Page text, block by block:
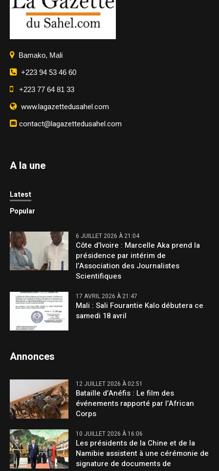
Bamako, Mali
+223 94 53 46 60
+223 77 64 81 33
www.lagazettedusahel.com
contact@lagazettedusahel.com
A la une
Latest
Popular
6 JUILLET 2026 À 21:04
Côte d’Ivoire : Marcelle Aka prend la
présidence par intérim de
l’Association des Journalistes
Scientifiques
17 AVRIL 2026 À 21:47
Mali : Sali Fourantie Kalo débutera ce
samedi 18 avril
Annonces
12 JUILLET 2026 À 02:51
Bataille d’Anéfis : Le film des
événements rapporté par l’African
Corps
10 JUILLET 2026 À 16:06
Les présidents de la Chine et de la
Namibie assistent à une cérémonie de
signature de documents de